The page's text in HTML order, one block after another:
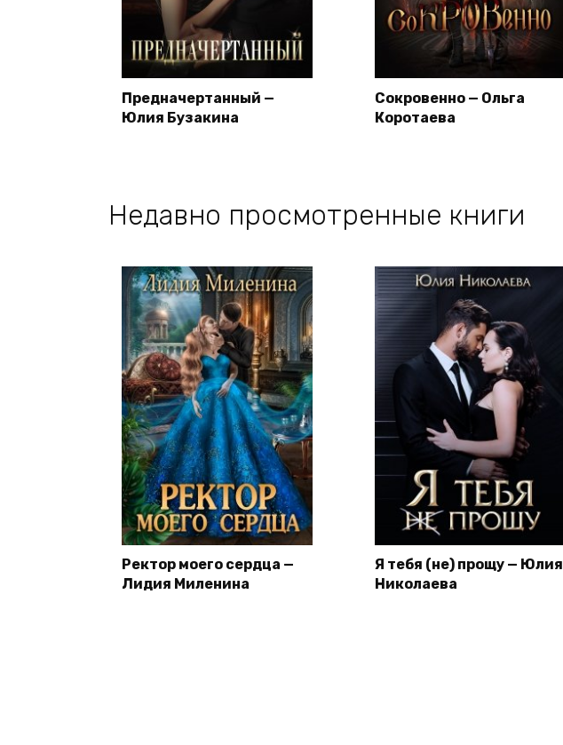
Предначертанный —
Юлия Бузакина
Сокровенно — Ольга
Коротаева
Недавно просмотренные книги
Ректор моего сердца —
Лидия Миленина
Я тебя (не) прощу — Юлия
Николаева